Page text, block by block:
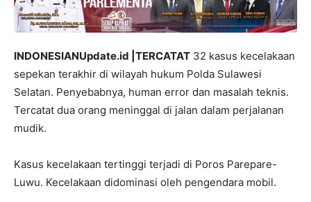
INDONESIANUpdate.id |TERCATAT 32 kasus kecelakaan
sepekan terakhir di wilayah hukum Polda Sulawesi
Selatan. Penyebabnya, human error dan masalah teknis.
Tercatat dua orang meninggal di jalan dalam perjalanan
mudik.
Kasus kecelakaan tertinggi terjadi di Poros Parepare-
Luwu. Kecelakaan didominasi oleh pengendara mobil.